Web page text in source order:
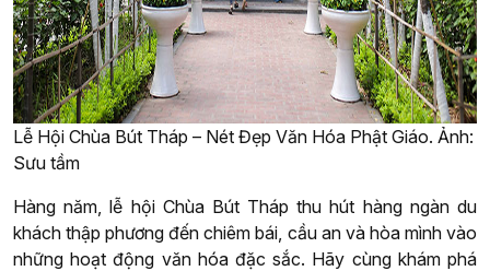
Lễ Hội Chùa Bút Tháp – Nét Đẹp Văn Hóa Phật Giáo. Ảnh:
Sưu tầm
Hàng năm, lễ hội Chùa Bút Tháp thu hút hàng ngàn du
khách thập phương đến chiêm bái, cầu an và hòa mình vào
những hoạt động văn hóa đặc sắc. Hãy cùng khám phá